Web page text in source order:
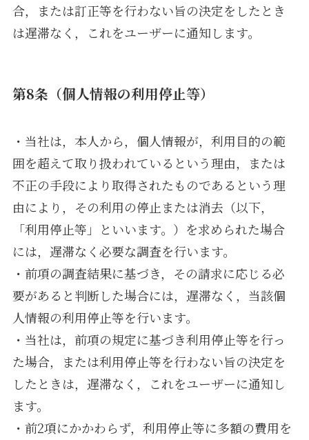
合，または訂正等を行わない旨の決定をしたとき
は遅滞なく，これをユーザーに通知します。
第8条（個人情報の利用停止等）
・当社は，本人から，個人情報が，利用目的の範
囲を超えて取り扱われているという理由，または
不正の手段により取得されたものであるという理
由により，その利用の停止または消去（以下，
「利用停止等」といいます。）を求められた場合
には，遅滞なく必要な調査を行います。
・前項の調査結果に基づき，その請求に応じる必
要があると判断した場合には，遅滞なく，当該個
人情報の利用停止等を行います。
・当社は，前項の規定に基づき利用停止等を行っ
た場合，または利用停止等を行わない旨の決定を
したときは，遅滞なく，これをユーザーに通知し
ます。
・前2項にかかわらず，利用停止等に多額の費用を